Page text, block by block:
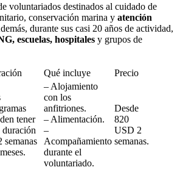
voluntariados destinados al cuidado de
conservación marina y atención
durante sus casi 20 años de actividad,
escuelas, hospitales y grupos de
Qué incluye Precio
tener
duración
semanas
– Alojamiento
con los
anfitriones.
– Alimentación.
–
Acompañamiento
durante el
voluntariado.
Desde
820
USD 2
semanas.